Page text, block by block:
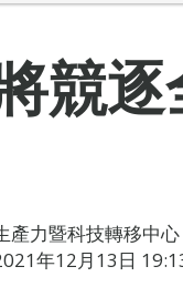
競
產力暨科技轉移中心
年12月13日